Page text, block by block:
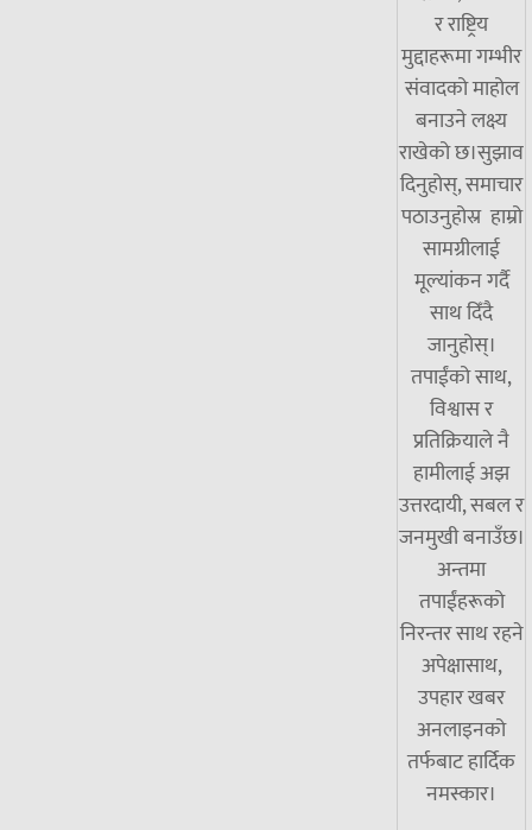
र राष्ट्रिय
मुद्दाहरूमा गम्भीर
संवादको माहोल
बनाउने लक्ष्य
राखेको छ।सुझाव
दिनुहोस्, समाचार
पठाउनुहोस्र हाम्रो
सामग्रीलाई
मूल्यांकन गर्दै
साथ दिँदै
जानुहोस्।
तपाईंको साथ,
विश्वास र
प्रतिक्रियाले नै
हामीलाई अझ
उत्तरदायी, सबल र
जनमुखी बनाउँछ।
अन्तमा
तपाईंहरूको
निरन्तर साथ रहने
अपेक्षासाथ,
उपहार खबर
अनलाइनको
तर्फबाट हार्दिक
नमस्कार।